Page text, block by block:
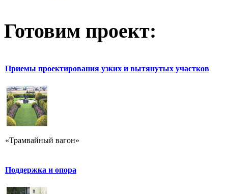
Готовим проект:
Приемы проектирования узких и вытянутых участков
«Трамвайный вагон»
Поддержка и опора